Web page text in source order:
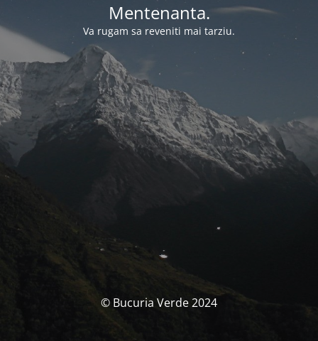
Mentenanta.
Va rugam sa reveniti mai tarziu.
© Bucuria Verde 2024